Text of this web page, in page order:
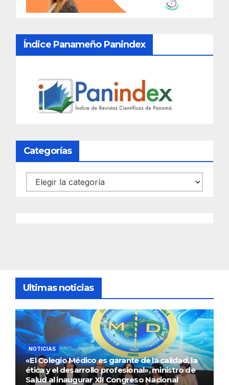
Índice Panameño Panindex
Categorías
Categorías
Ultimas noticias
NOTICIAS
«El Colegio Médico es garante de la calidad, la
ética y el desarrollo profesional», ministro de
Salud al inaugurar XII Congreso Nacional